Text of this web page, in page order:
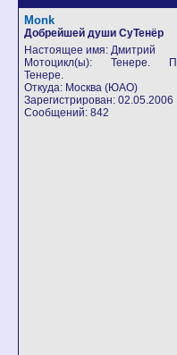
Monk
Добрейшей души СуТенёр
Настоящее имя: Дмитрий
Мотоцикл(ы): Тенере.
Тенере.
Откуда: Москва (ЮАО)
Зарегистрирован: 02.05.2006
Сообщений: 842